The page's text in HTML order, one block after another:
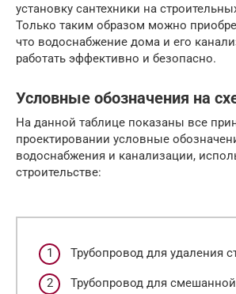
установку сантехники на
Только таким образом можно
что водоснабжение дома и его
работать эффективно и безопасно.
Условные обозначения на
На данной таблице показаны все
проектировании условные
водоснабжения и канализации,
строительстве:
Трубопровод для удаления
Трубопровод для